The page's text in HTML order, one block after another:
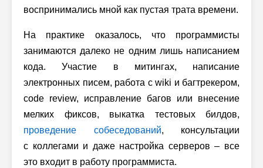
воспринимались мной как пустая трата времени.
На практике оказалось, что программисты
занимаются далеко не одним лишь написанием
кода. Участие в митингах, написание
электронных писем, работа с wiki и багтрекером,
code review, исправление багов или внесение
мелких фиксов, выкатка тестовых билдов,
проведение собеседований, консультации
с коллегами и даже настройка серверов – все
это входит в работу программиста.